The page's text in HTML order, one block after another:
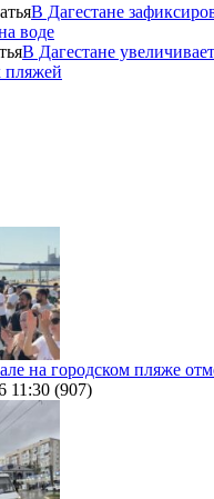
В Дагестане
воде
В Дагестане
пляжей
на городском пляже
11:30 (907)